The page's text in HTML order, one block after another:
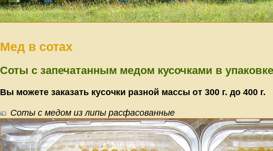
Мед в сотах
Соты с запечатанным медом кусочками в упаковке
Вы можете заказать кусочки разной массы от 300 г. до 400 г.
Соты с медом из липы расфасованные